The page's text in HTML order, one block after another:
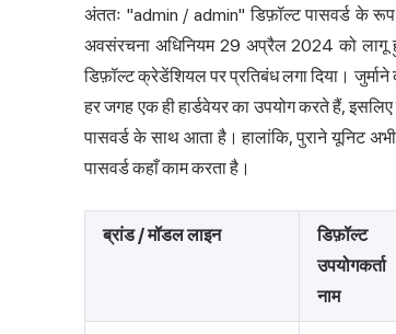
अंततः "admin / admin" डिफ़ॉल्ट पासवर्ड के रूप
अवसंरचना अधिनियम 29 अप्रैल 2024 को लागू
डिफ़ॉल्ट क्रेडेंशियल पर प्रतिबंध लगा दिया।
हर जगह एक ही हार्डवेयर का उपयोग करते हैं,
पासवर्ड के साथ आता है। हालांकि, पुराने यूनिट अभी
पासवर्ड कहाँ काम करता है।
ब्रांड / मॉडल लाइन
डिफ़ॉल्ट
उपयोगकर्ता
नाम